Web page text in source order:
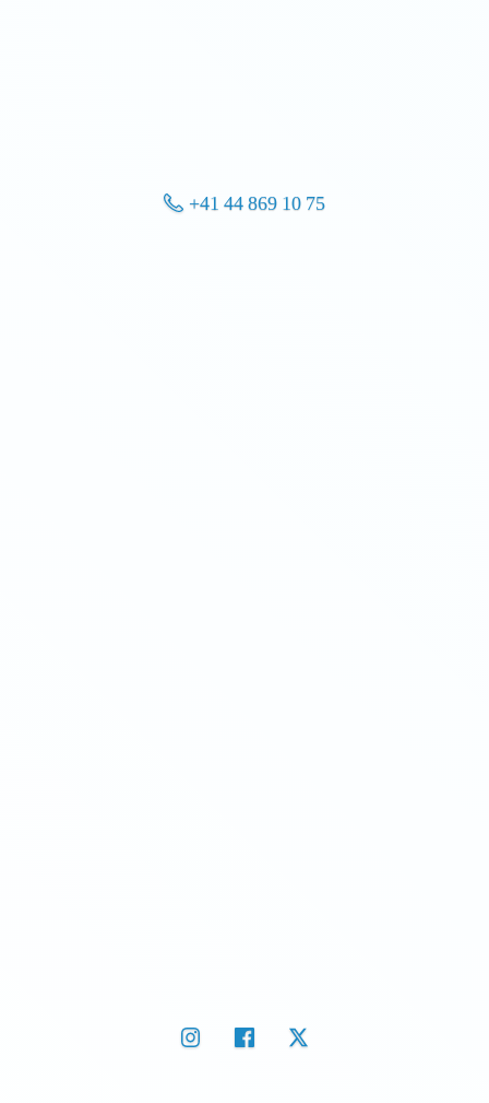
+41 44 869 10 75